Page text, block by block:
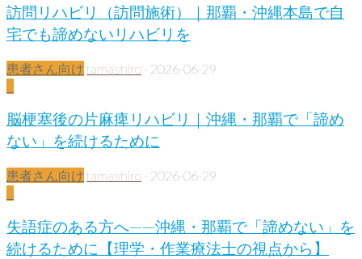
訪問リハビリ（訪問施術）｜那覇・沖縄本島で自
宅でも諦めないリハビリを
患者さん向け tamashiro - 2026-06-29
0
脳梗塞後の片麻痺リハビリ｜沖縄・那覇で「諦め
ない」を続けるために
患者さん向け tamashiro - 2026-06-29
0
失語症のある方へ——沖縄・那覇で「諦めない」を
続けるために【理学・作業療法士の視点から】